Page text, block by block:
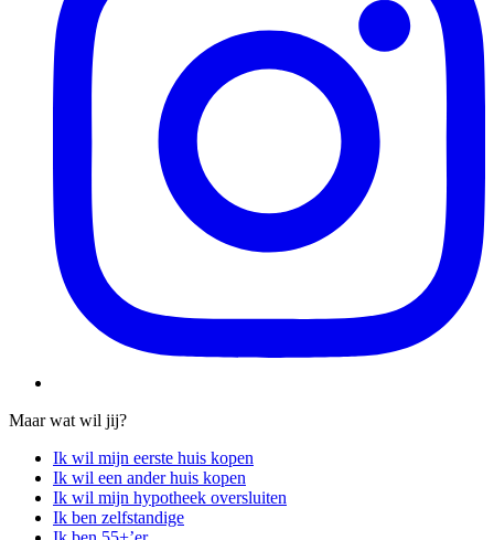
Maar wat wil jij?
Ik wil mijn eerste huis kopen
Ik wil een ander huis kopen
Ik wil mijn hypotheek oversluiten
Ik ben zelfstandige